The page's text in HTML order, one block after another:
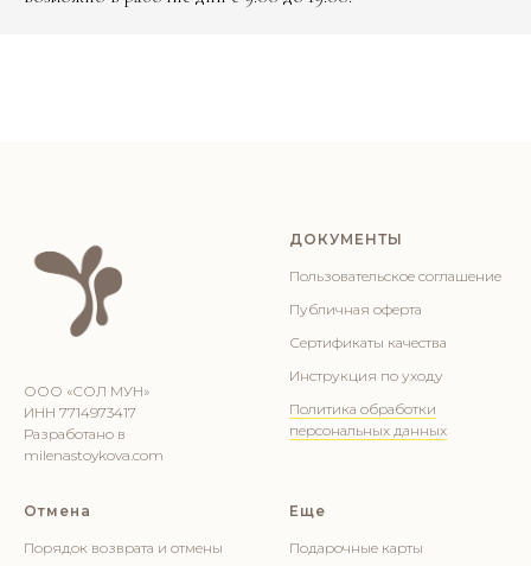
ООО «СОЛ МУН»
ИНН 7714973417
Разработано в
milenastoykova.com
ДОКУМЕНТЫ
Пользовательское соглашение
Публичная оферта
Сертификаты качества
Инструкция по уходу
Политика обработки
персональных данных
Отмена
Порядок возврата и отмены
Еще
Подарочные карты